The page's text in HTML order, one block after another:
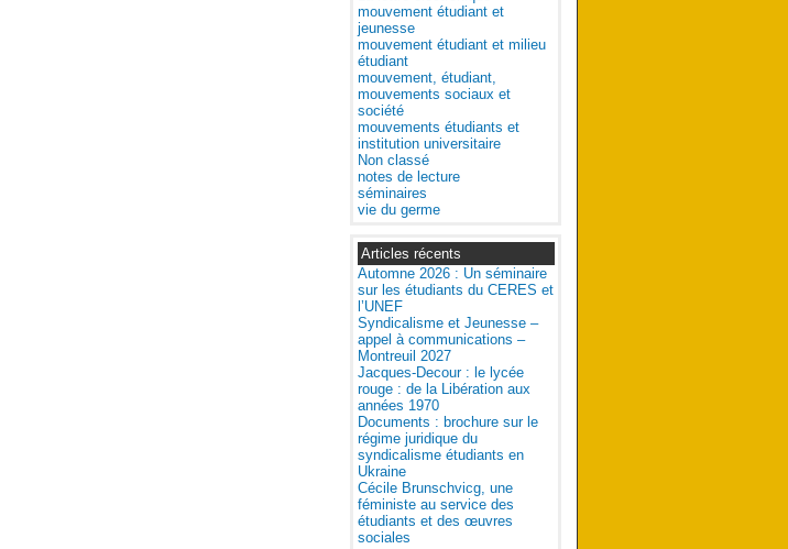
mouvement étudiant et
jeunesse
mouvement étudiant et milieu
étudiant
mouvement, étudiant,
mouvements sociaux et
société
mouvements étudiants et
institution universitaire
Non classé
notes de lecture
séminaires
vie du germe
Articles récents
Automne 2026 : Un séminaire
sur les étudiants du CERES et
l’UNEF
Syndicalisme et Jeunesse –
appel à communications –
Montreuil 2027
Jacques-Decour : le lycée
rouge : de la Libération aux
années 1970
Documents : brochure sur le
régime juridique du
syndicalisme étudiants en
Ukraine
Cécile Brunschvicg, une
féministe au service des
étudiants et des œuvres
sociales